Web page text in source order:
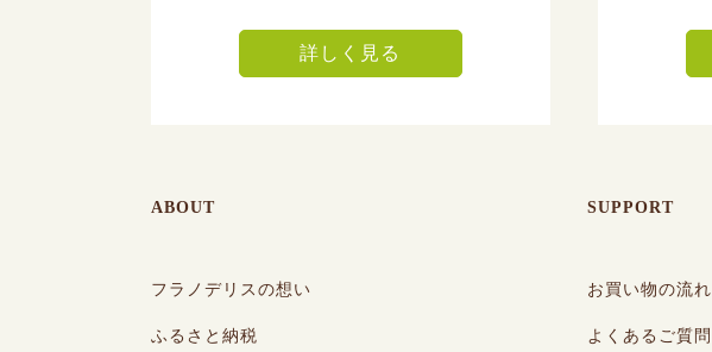
詳しく見る
ABOUT
フラノデリスの想い
ふるさと納税
SUPPORT
お買い物の流れ
よくあるご質問